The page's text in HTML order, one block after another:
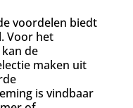
voordelen biedt
Voor het
de
maken uit
is vindbaar